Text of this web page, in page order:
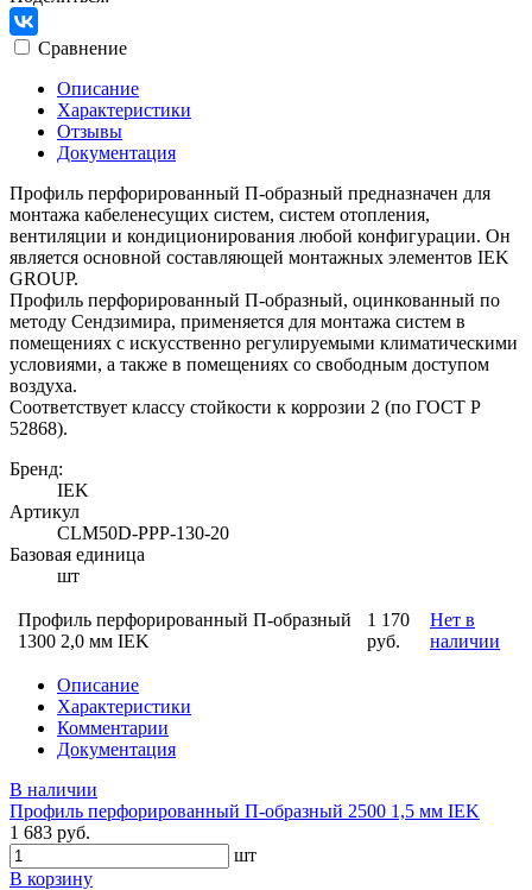
Сравнение
Описание
Характеристики
Отзывы
Документация
Профиль перфорированный П-образный предназначен для
монтажа кабеленесущих систем, систем отопления,
вентиляции и кондиционирования любой конфигурации. Он
является основной составляющей монтажных элементов IEK
GROUP.
Профиль перфорированный П-образный, оцинкованный по
методу Сендзимира, применяется для монтажа систем в
помещениях с искусственно регулируемыми климатическими
условиями, а также в помещениях со свободным доступом
воздуха.
Соответствует классу стойкости к коррозии 2 (по ГОСТ Р
52868).
Бренд:
IEK
Артикул
CLM50D-PPP-130-20
Базовая единица
шт
Профиль перфорированный П-образный
1300 2,0 мм IEK
1 170
руб.
Нет в
наличии
Описание
Характеристики
Комментарии
Документация
В наличии
Профиль перфорированный П-образный 2500 1,5 мм IEK
1 683 руб.
шт
В корзину